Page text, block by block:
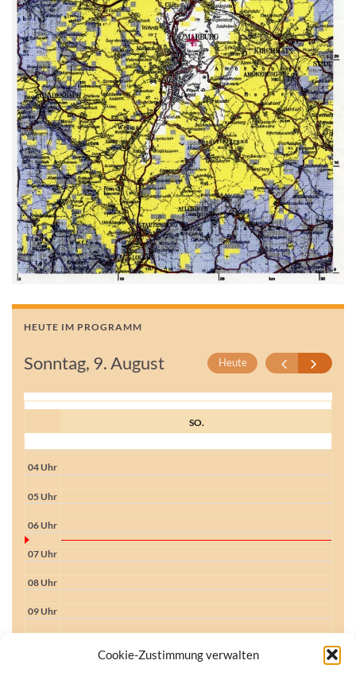
Cookie-Zustimmung verwalten
HEUTE IM PROGRAMM
Sonntag, 9. August Heute
SO.
04 Uhr
05 Uhr
06 Uhr
07 Uhr
08 Uhr
09 Uhr
10:00 - 12:00
Trotzfunk